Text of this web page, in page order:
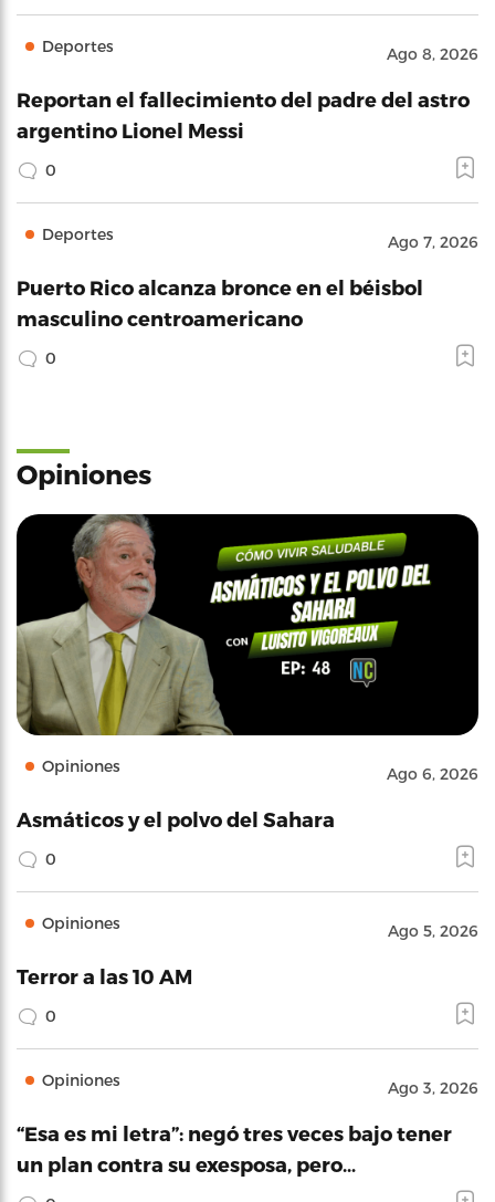
Deportes Ago 8, 2026
Reportan el fallecimiento del padre del astro
argentino Lionel Messi
0
Deportes Ago 7, 2026
Puerto Rico alcanza bronce en el béisbol
masculino centroamericano
0
Opiniones
Opiniones Ago 6, 2026
Asmáticos y el polvo del Sahara
0
Opiniones Ago 5, 2026
Terror a las 10 AM
0
Opiniones Ago 3, 2026
“Esa es mi letra”: negó tres veces bajo tener
un plan contra su exesposa, pero…